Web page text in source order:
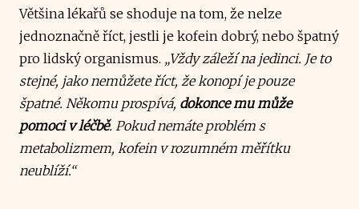
Většina lékařů se shoduje na tom, že nelze
jednoznačně říct, jestli je kofein dobrý, nebo špatný
pro lidský organismus. „Vždy záleží na jedinci. Je to
stejné, jako nemůžete říct, že konopí je pouze
špatné. Někomu prospívá, dokonce mu může
pomoci v léčbě. Pokud nemáte problém s
metabolizmem, kofein v rozumném měřítku
neublíží.“